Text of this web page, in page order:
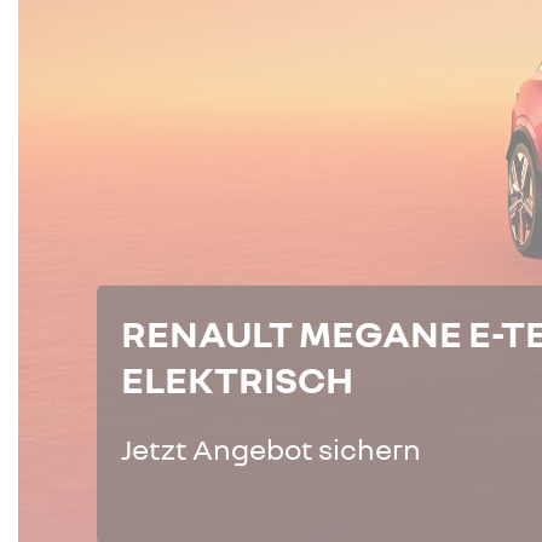
RENAULT MEGANE E-
ELEKTRISCH
Jetzt Angebot sichern